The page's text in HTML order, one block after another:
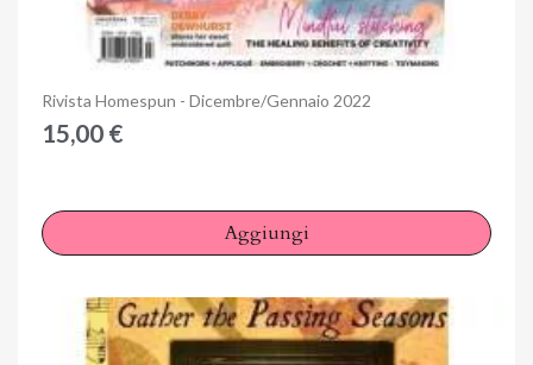
Anteprima
Rivista Homespun - Dicembre/Gennaio 2022
15,00 €
Aggiungi